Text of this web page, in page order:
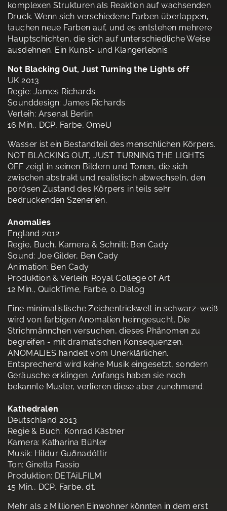
komplexen Strukturen als Reaktion auf wachsenden
Druck. Wenn sich verschiedene Farben überlappen,
tauchen neue Farben auf, und es entstehen mehrere
Hauptschichten, die sich auf unterschiedliche Weise
ausdehnen. Ein Kunst- und Klangerlebnis.
Not Blacking Out, Just Turning the Lights off
UK 2013
Regie: James Richards
Sounddesign: James Richards
Verleih: Arsenal Berlin
16 Min., DCP, Farbe, OmeU
Wasser ist ein Bestandteil des menschlichen Körpers.
NOT BLACKING OUT, JUST TURNING THE LIGHTS
OFF zeigt in seinen Bildern und Tonen, die sich
zwischen abstrakt und realistisch abwechseln, den
porösen Zustand des Körpers in teils sehr
bedruckenden Szenerien.
Anomalies
England 2012
Regie, Buch, Kamera & Schnitt: Ben Cady
Sound: Joe Gilder, Ben Cady
Animation: Ben Cady
Produktion & Verleih: Royal College of Art
12 Min., QuickTime, Farbe, o. Dialog
Eine minimalistische Zeichentrickwelt in schwarz-weiß
wird von farbigen Anomalien heimgesucht. Die
Strichmännchen versuchen, dieses Phänomen zu
begreifen - mit dramatischen Konsequenzen.
ANOMALIES handelt vom Unerklärlichen.
Entsprechend wird keine Musik eingesetzt, sondern
Geräusche erklingen. Anfangs haben sie noch
bekannte Muster, verlieren diese aber zunehmend.
Kathedralen
Deutschland 2013
Regie & Buch: Konrad Kästner
Kamera: Katharina Bühler
Musik: Hildur Guðnadóttir
Ton: Ginetta Fassio
Produktion: DETAiLFILM
15 Min., DCP, Farbe, dt.
Mehr als 2 Millionen Einwohner könnten in dem erst